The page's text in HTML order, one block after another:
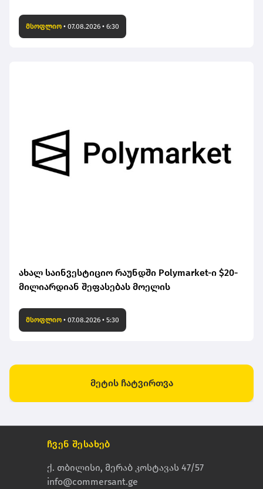
მიღების წესის შეზღუდვას
მსოფლიო • 07.08.2026 • 6:30
ახალ საინვესტიციო რაუნდში Polymarket-ი $20-
მილიარდიან შეფასებას მოელის
მსოფლიო • 07.08.2026 • 5:30
მეტის ჩატვირთვა
ჩვენ შესახებ
ქ. თბილისი, მერაბ კოსტავას 47/57
info@commersant.ge